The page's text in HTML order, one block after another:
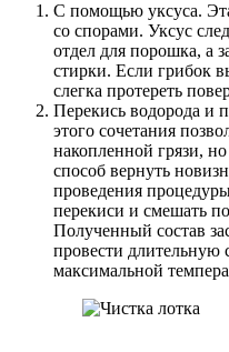
С помощью уксуса.
со спорами. Уксус
отдел для порошка, а
стирки. Если грибок
слегка протереть
Перекись водорода и
этого сочетания
накопленной грязи,
способ вернуть
проведения
перекиси и смешать
Полученный состав
провести длительную
максимальной